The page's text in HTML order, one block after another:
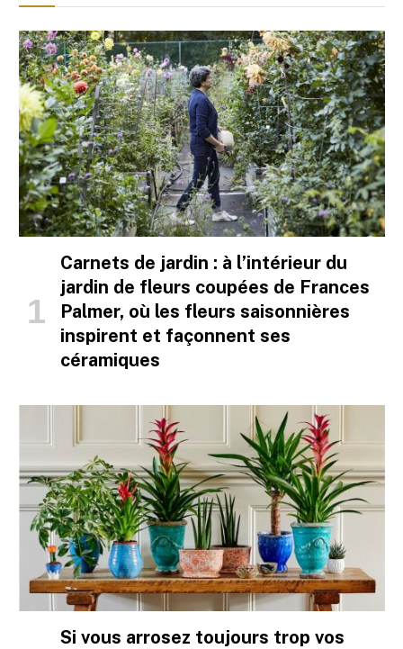
Carnets de jardin : à l’intérieur du
jardin de fleurs coupées de Frances
Palmer, où les fleurs saisonnières
inspirent et façonnent ses
céramiques
Si vous arrosez toujours trop vos